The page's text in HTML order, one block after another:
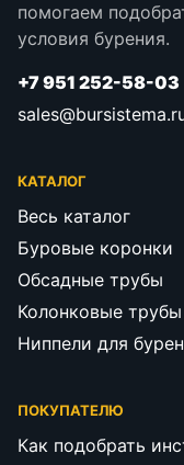
помогаем
условия бурения.
+7 951 252-58-03
КАТАЛОГ
Весь каталог
Буровые коронки
Обсадные трубы
Колонковые трубы
Ниппели для
ПОКУПАТЕЛЮ
Как подобрать